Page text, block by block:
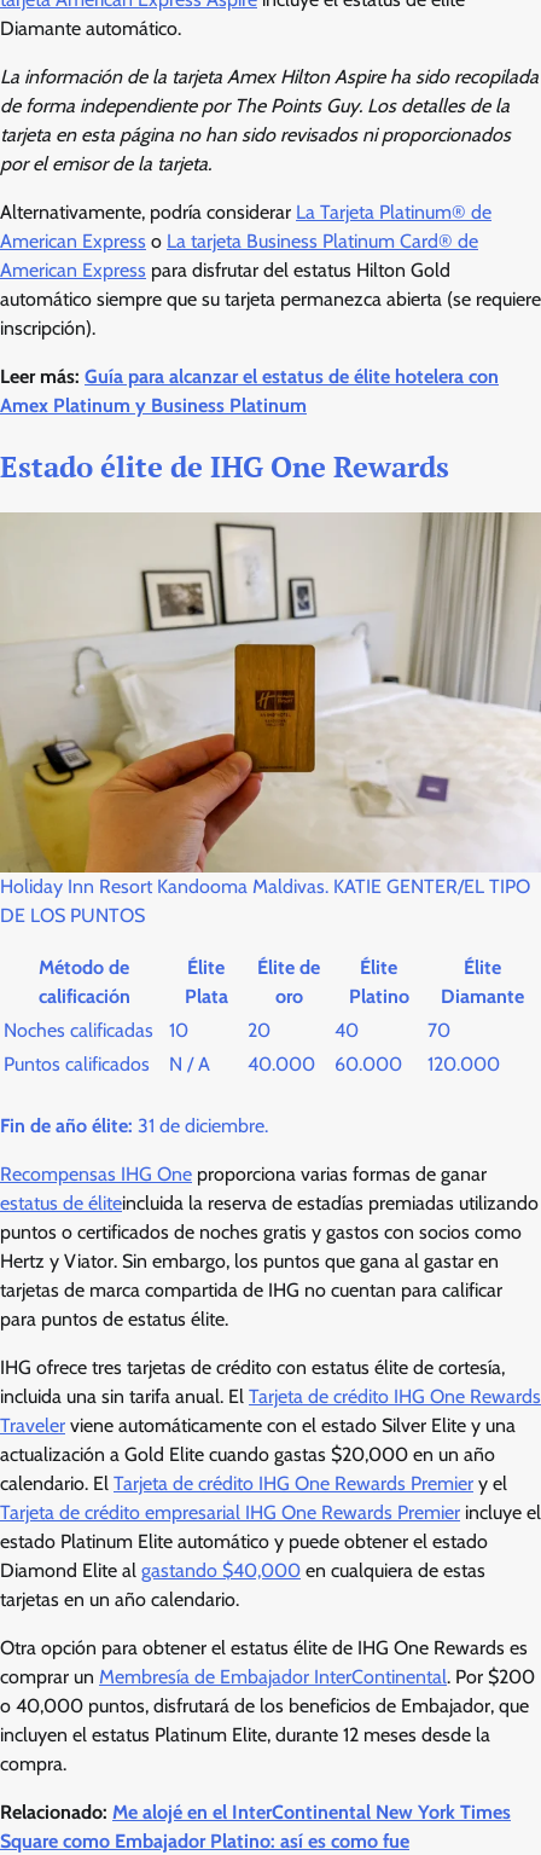
Diamante automático.
La información de la tarjeta Amex Hilton Aspire ha sido recopilada
de forma independiente por The Points Guy. Los detalles de la
tarjeta en esta página no han sido revisados ​​ni proporcionados
por el emisor de la tarjeta.
Alternativamente, podría considerar La Tarjeta Platinum® de
American Express o La tarjeta Business Platinum Card® de
American Express para disfrutar del estatus Hilton Gold
automático siempre que su tarjeta permanezca abierta (se requiere
inscripción).
Leer más: Guía para alcanzar el estatus de élite hotelera con
Amex Platinum y Business Platinum
Estado élite de IHG One Rewards
Holiday Inn Resort Kandooma Maldivas. KATIE GENTER/EL TIPO
DE LOS PUNTOS
Método de
calificación
Élite
Plata
Élite de
oro
Élite
Platino
Élite
Diamante
Noches calificadas
10 20 40
70
Puntos calificados
N / A 40.000 60.000 120.000
Fin de año élite: 31 de diciembre.
Recompensas IHG One proporciona varias formas de ganar
estatus de éliteincluida la reserva de estadías premiadas utilizando
puntos o certificados de noches gratis y gastos con socios como
Hertz y Viator. Sin embargo, los puntos que gana al gastar en
tarjetas de marca compartida de IHG no cuentan para calificar
para puntos de estatus élite.
IHG ofrece tres tarjetas de crédito con estatus élite de cortesía,
incluida una sin tarifa anual. El Tarjeta de crédito IHG One Rewards
Traveler viene automáticamente con el estado Silver Elite y una
actualización a Gold Elite cuando gastas $20,000 en un año
calendario. El Tarjeta de crédito IHG One Rewards Premier y el
Tarjeta de crédito empresarial IHG One Rewards Premier incluye el
estado Platinum Elite automático y puede obtener el estado
Diamond Elite al gastando $40,000 en cualquiera de estas
tarjetas en un año calendario.
Otra opción para obtener el estatus élite de IHG One Rewards es
comprar un Membresía de Embajador InterContinental. Por $200
o 40,000 puntos, disfrutará de los beneficios de Embajador, que
incluyen el estatus Platinum Elite, durante 12 meses desde la
compra.
Relacionado: Me alojé en el InterContinental New York Times
Square como Embajador Platino: así es como fue